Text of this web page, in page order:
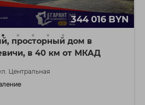
344 016 BYN
просторный дом в
в 40 км от МКАД
Центральная